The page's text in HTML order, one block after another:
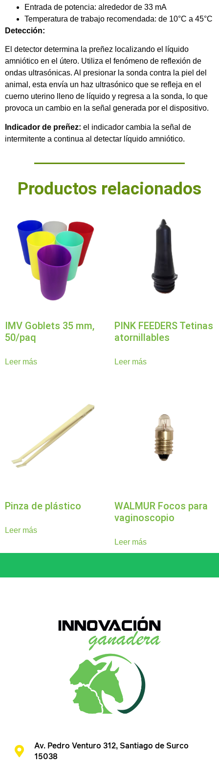
Entrada de potencia: alrededor de 33 mA
Temperatura de trabajo recomendada: de 10°C a 45°C
Detección:
El detector determina la preñez localizando el líquido
amniótico en el útero. Utiliza el fenómeno de reflexión de
ondas ultrasónicas. Al presionar la sonda contra la piel del
animal, esta envía un haz ultrasónico que se refleja en el
cuerno uterino lleno de líquido y regresa a la sonda, lo que
provoca un cambio en la señal generada por el dispositivo.
Indicador de preñez: el indicador cambia la señal de
intermitente a continua al detectar líquido amniótico.
Productos relacionados
IMV Goblets 35 mm,
50/paq
Leer más
PINK FEEDERS Tetinas
atornillables
Leer más
Pinza de plástico
Leer más
WALMUR Focos para
vaginoscopio
Leer más
Av. Pedro Venturo 312, Santiago de Surco
15038